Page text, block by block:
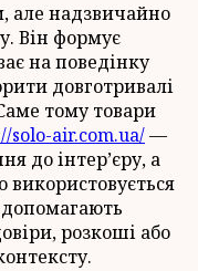
але надзвичайно
Він формує
на поведінку
довготривалі
тому товари
solo-air.com.ua/—
до інтер’єру, а
допомагають
розкоші або